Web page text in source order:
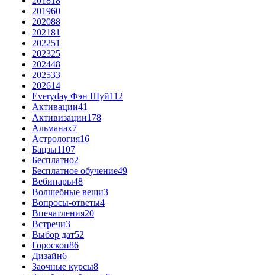
201960
202088
202181
202251
202325
202448
202533
202614
Everyday Фэн Шуй112
Активации41
Активизации178
Альманах7
Астрология16
Бацзы1107
Бесплатно2
Бесплатное обучение49
Вебинары48
Волшебные вещи3
Вопросы-ответы4
Впечатления20
Встречи3
Выбор дат52
Гороскоп86
Дизайн6
Заочные курсы8